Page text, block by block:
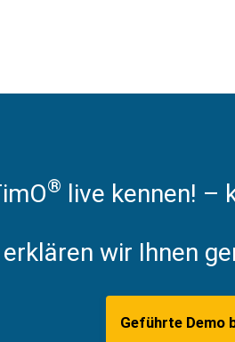
® live kennen! –
wir Ihnen
Geführte Demo